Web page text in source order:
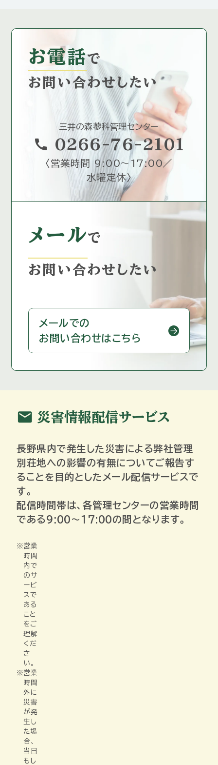
お電話で
お問い合わせしたい
三井の森蓼科管理センター
call 0266-76-2101
〈 営業時間 9:00～17:00／
水曜定休〉
メールで
お問い合わせしたい
メールでの
お問い合わせはこちら
mail 災害情報配信サービス
長野県内で発生した災害による弊社管理
別荘地への影響の有無についてご報告す
ることを目的としたメール配信サービスで
す。
配信時間帯は、各管理センターの営業時間
である9:00～17:00の間となります。
営業
時間
内で
のサ
ービ
スで
ある
こと
をご
理解
くだ
さ
い。
営業
時間
外に
災害
が発
生し
た場
合、
当日
もし